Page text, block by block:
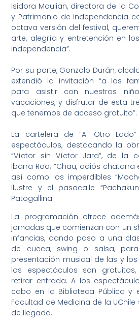
Isidora Moulian, directora de la
y Patrimonio de Independencia
octava versión del festival,
arte, alegría y entretención en
Independencia”.
Por su parte, Gonzalo Durán,
extendió la invitación “a las
para asistir con nuestros
vacaciones, y disfrutar de esta
que tenemos de acceso gratuito”.
La cartelera de “Al Otro
espectáculos, destacando la
“Víctor sin Víctor Jara”, de la
Ibarra Roa; “Chau, adiós chatarra
así como los imperdibles
Ilustre y el pasacalle
Patogallina.
La programación ofrece
jornadas que comienzan con un
infancias, dando paso a una
de cueca, swing o salsa,
presentación musical de las y
los espectáculos son
retirar entrada. A los
cabo en la Biblioteca Pública y
Facultad de Medicina de la
de llegada.